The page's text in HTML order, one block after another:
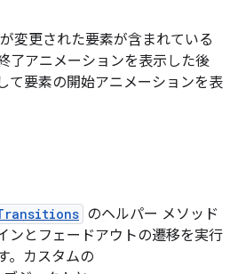
変更された要素が含まれている
了アニメーションを表示した後
て要素の開始アニメーションを表
のヘルパー メソッド
ンとフェードアウトの遷移を実行
。カスタムの